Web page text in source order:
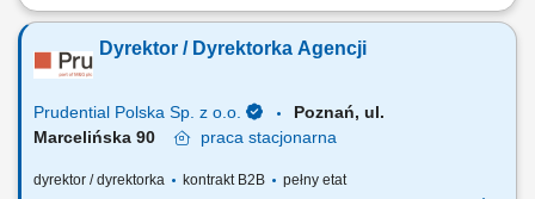
Zakres obowiązków: Tworzenie i realizacja strategii sprzedaży B2C,
Odpowiedzialność za realizację celów sprzedażowych, efektywność
oraz monitorowanie wyników; Analiza danych sprzedażowych, trendów
Dyrektor / Dyrektorka Agencji
Prudential Polska Sp. z o.o.
Poznań, ul.
Marcelińska 90
praca stacjonarna
dyrektor / dyrektorka kontrakt B2B pełny etat